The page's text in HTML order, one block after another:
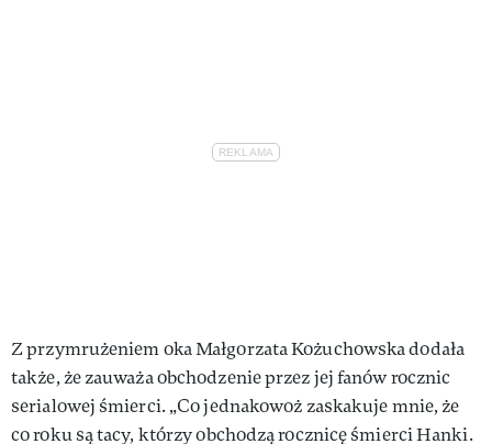
Z przymrużeniem oka Małgorzata Kożuchowska dodała
także, że zauważa obchodzenie przez jej fanów rocznic
serialowej śmierci. „Co jednakowoż zaskakuje mnie, że
co roku są tacy, którzy obchodzą rocznicę śmierci Hanki.